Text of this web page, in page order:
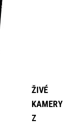
ŽIVÉ
KAMERY
Z